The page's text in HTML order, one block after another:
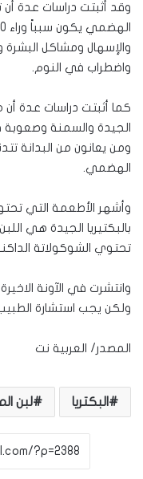
وقد أثبتت دراسات عدة أن
والإسهال ومشاكل البشرة
واضطراب في النوم.
كما أثبتت دراسات عدة أن
الجيدة والسمنة وصعوبة
ومن يعانون من البدانة
الهضمي.
وأشهر الأطعمة التي
بالبكتيريا الجيدة هي
تحتوي الشوكولاتة
وانتشرت في الآونة
ولكن يجب استشارة
المصدر/ العربية نت
البكتريا لبن